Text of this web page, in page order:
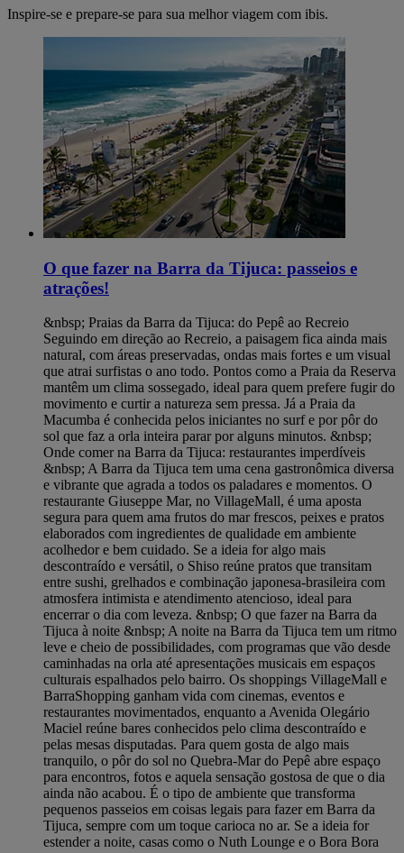
Inspire-se e prepare-se para sua melhor viagem com ibis.
O que fazer na Barra da Tijuca: passeios e
atrações!
&nbsp; Praias da Barra da Tijuca: do Pepê ao Recreio
Seguindo em direção ao Recreio, a paisagem fica ainda mais
natural, com áreas preservadas, ondas mais fortes e um visual
que atrai surfistas o ano todo. Pontos como a Praia da Reserva
mantêm um clima sossegado, ideal para quem prefere fugir do
movimento e curtir a natureza sem pressa. Já a Praia da
Macumba é conhecida pelos iniciantes no surf e por pôr do
sol que faz a orla inteira parar por alguns minutos. &nbsp;
Onde comer na Barra da Tijuca: restaurantes imperdíveis
&nbsp; A Barra da Tijuca tem uma cena gastronômica diversa
e vibrante que agrada a todos os paladares e momentos. O
restaurante Giuseppe Mar, no VillageMall, é uma aposta
segura para quem ama frutos do mar frescos, peixes e pratos
elaborados com ingredientes de qualidade em ambiente
acolhedor e bem cuidado. Se a ideia for algo mais
descontraído e versátil, o Shiso reúne pratos que transitam
entre sushi, grelhados e combinação japonesa-brasileira com
atmosfera intimista e atendimento atencioso, ideal para
encerrar o dia com leveza. &nbsp; O que fazer na Barra da
Tijuca à noite &nbsp; A noite na Barra da Tijuca tem um ritmo
leve e cheio de possibilidades, com programas que vão desde
caminhadas na orla até apresentações musicais em espaços
culturais espalhados pelo bairro. Os shoppings VillageMall e
BarraShopping ganham vida com cinemas, eventos e
restaurantes movimentados, enquanto a Avenida Olegário
Maciel reúne bares conhecidos pelo clima descontraído e
pelas mesas disputadas. Para quem gosta de algo mais
tranquilo, o pôr do sol no Quebra-Mar do Pepê abre espaço
para encontros, fotos e aquela sensação gostosa de que o dia
ainda não acabou. É o tipo de ambiente que transforma
pequenos passeios em coisas legais para fazer em Barra da
Tijuca, sempre com um toque carioca no ar. Se a ideia for
estender a noite, casas como o Nuth Lounge e o Bora Bora